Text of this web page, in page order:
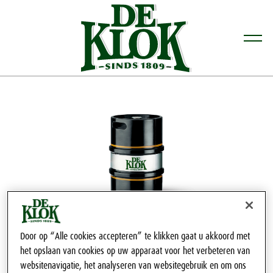
Gewoon goed bier, voor een
Door op “Alle cookies accepteren” te klikken gaat u akkoord met
het opslaan van cookies op uw apparaat voor het verbeteren van
websitenavigatie, het analyseren van websitegebruik en om ons